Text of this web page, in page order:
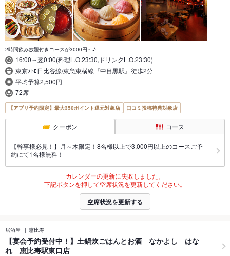
2時間飲み放題付きコースが3000円～♪
16:00～翌0:00(料理L.O.23:30,ドリンクL.O.23:30)
東京ﾒﾄﾛ日比谷線/東急東横線『中目黒駅』徒歩2分
平均予算2,500円
72席
【アプリ予約限定】最大350ポイント還元対象店 口コミ投稿特典対象店
クーポン コース
【幹事様必見！】月～木限定！8名様以上で3,000円以上のコースご予
約にて1名様無料！
カレンダーの更新に失敗しました。
下記ボタンを押して空席状況を更新してください。
空席状況を更新する
居酒屋 恵比寿
【宴会予約受付中！】土鍋炊ごはんとお酒 なかよし はな
れ 恵比寿駅東口店